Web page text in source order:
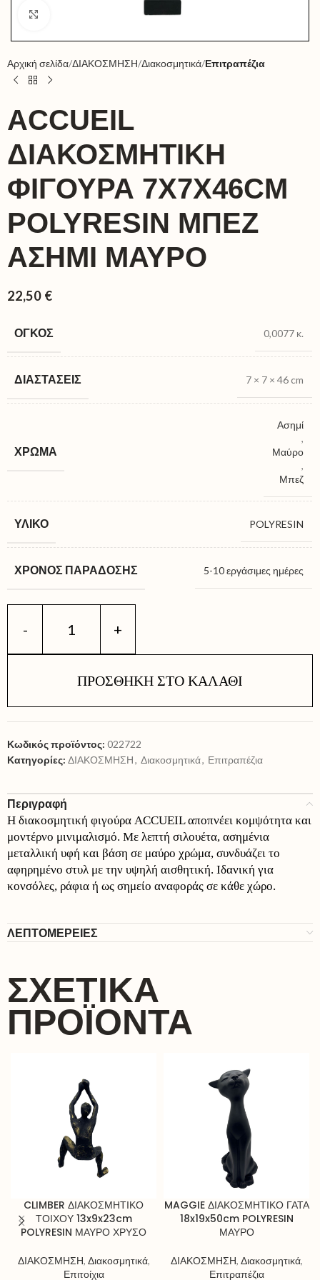
Αρχική σελίδα ΔΙΑΚΟΣΜΗΣΗ Διακοσμητικά Επιτραπέζια
ACCUEIL
ΔΙΑΚΟΣΜΗΤΙΚΗ
ΦΙΓΟΥΡΑ 7X7X46CM
POLYRESIN ΜΠΕΖ
ΑΣΗΜΙ ΜΑΥΡΟ
22,50 €
ΌΓΚΟΣ 0,0077 κ.
ΔΙΑΣΤΆΣΕΙΣ 7 × 7 × 46 cm
ΧΡΏΜΑ
Ασημί
,
Μαύρο
,
Μπεζ
ΥΛΙΚΌ POLYRESIN
ΧΡΌΝΟΣ ΠΑΡΆΔΟΣΗΣ 5-10 εργάσιμες ημέρες
ΠΡΟΣΘΉΚΗ ΣΤΟ ΚΑΛΆΘΙ
Κωδικός προϊόντος: 022722
Κατηγορίες: ΔΙΑΚΟΣΜΗΣΗ, Διακοσμητικά, Επιτραπέζια
Περιγραφή
Η διακοσμητική φιγούρα ACCUEIL αποπνέει κομψότητα και
μοντέρνο μινιμαλισμό. Με λεπτή σιλουέτα, ασημένια
μεταλλική υφή και βάση σε μαύρο χρώμα, συνδυάζει το
αφηρημένο στυλ με την υψηλή αισθητική. Ιδανική για
κονσόλες, ράφια ή ως σημείο αναφοράς σε κάθε χώρο.
ΛΕΠΤΟΜΕΡΕΙΕΣ
ΣΧΕΤΙΚΆ
ΠΡΟΪΌΝΤΑ
CLIMBER ΔΙΑΚΟΣΜΗΤΙΚΟ
ΤΟΙΧΟΥ 13x9x23cm
POLYRESIN ΜΑΥΡΟ ΧΡΥΣΟ
ΔΙΑΚΟΣΜΗΣΗ, Διακοσμητικά,
Επιτοίχια
MAGGIE ΔΙΑΚΟΣΜΗΤΙΚΟ ΓΑΤΑ
18x19x50cm POLYRESIN
ΜΑΥΡΟ
ΔΙΑΚΟΣΜΗΣΗ, Διακοσμητικά,
Επιτραπέζια